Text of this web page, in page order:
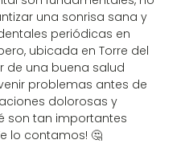
una sonrisa sana y
periódicas en
ubicada en Torre del
de una buena salud
problemas antes de
dolorosas y
son tan importantes
lo contamos! 🤔